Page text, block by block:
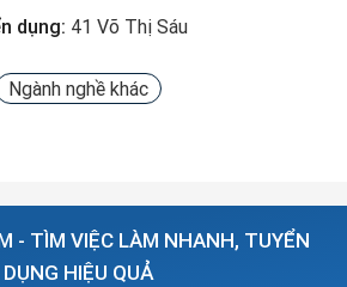
dụng: 41 Võ Thị Sáu
Ngành nghề khác
- TÌM VIỆC LÀM NHANH, TUYỂN
DỤNG HIỆU QUẢ